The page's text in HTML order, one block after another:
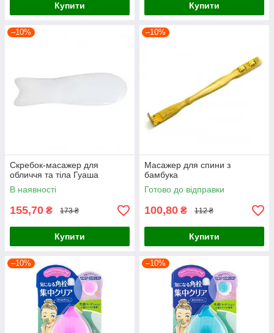
Купити Купити
–10%
Скребок-масажер для
обличчя та тіла Гуаша
В наявності
155,70 ₴ 173 ₴
Купити
–10%
Масажер для спини з
бамбука
Готово до відправки
100,80 ₴ 112 ₴
Купити
–10% –10%